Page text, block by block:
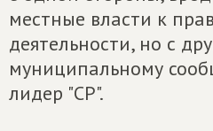
местные власти к
деятельности, но с
муниципальному
лидер "СР".